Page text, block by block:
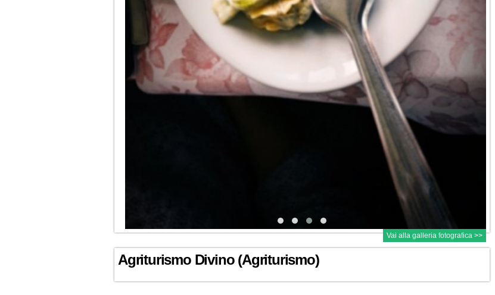
Vai alla galleria fotografica >>
Agriturismo Divino (Agriturismo)